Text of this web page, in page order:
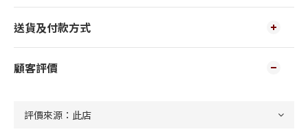
送貨及付款方式
顧客評價